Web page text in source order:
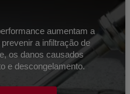
aumentam a
a infiltração de
os danos causados
e descongelamento.